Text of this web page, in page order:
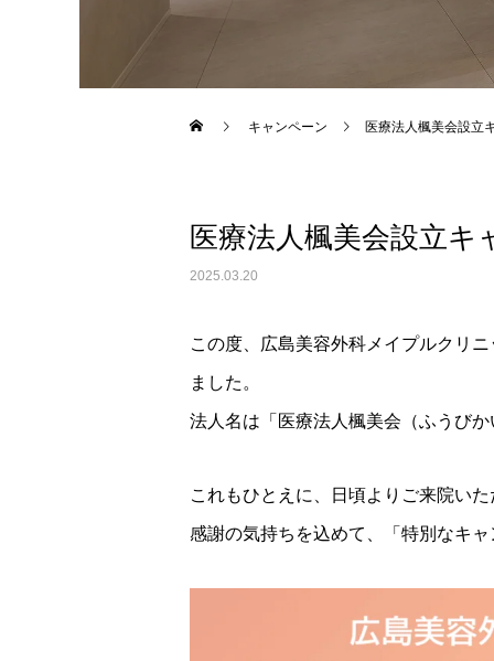
キャンペーン 医療法人楓美会設立
医療法人楓美会設立キ
2025.03.20
この度、広島美容外科メイプルクリ
ました。
法人名は「医療法人楓美会（ふうび
これもひとえに、日頃よりご来院い
感謝の気持ちを込めて、「特別なキ